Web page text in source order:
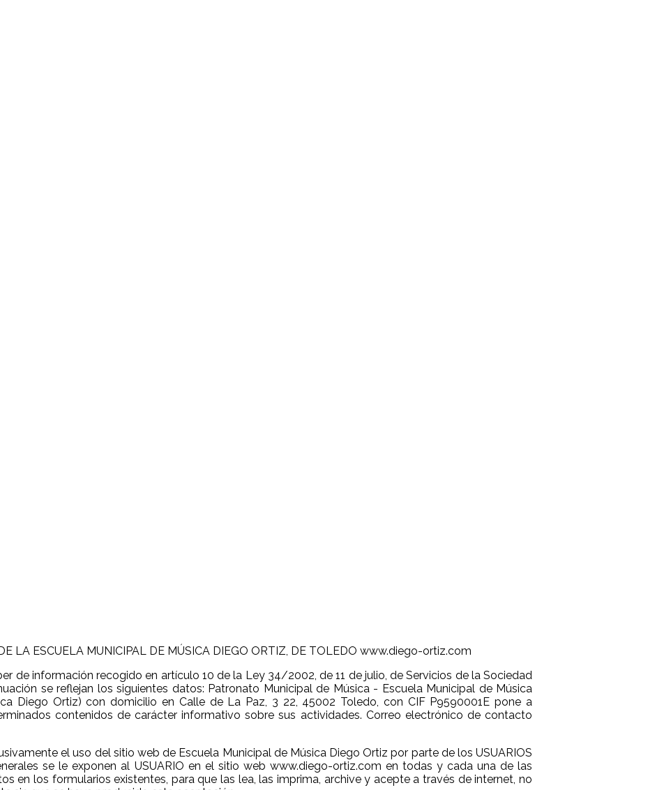
LA ESCUELA MUNICIPAL DE MÚSICA DIEGO ORTIZ, DE TOLEDO www.diego-ortiz.com
de información recogido en artículo 10 de la Ley 34/2002, de 11 de julio, de Servicios de la Sociedad
se reflejan los siguientes datos: Patronato Municipal de Música - Escuela Municipal de Música
Diego Ortiz) con domicilio en Calle de La Paz, 3 22, 45002 Toledo, con CIF P9590001E pone a
contenidos de carácter informativo sobre sus actividades. Correo electrónico de contacto
el uso del sitio web de Escuela Municipal de Música Diego Ortiz por parte de los USUARIOS
se le exponen al USUARIO en el sitio web www.diego-ortiz.com en todas y cada una de las
en los formularios existentes, para que las lea, las imprima, archive y acepte a través de internet, no